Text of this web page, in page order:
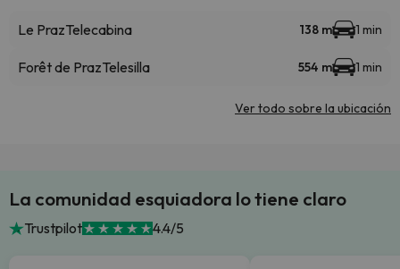
Le PrazTelecabina 138 m 1 min
Forêt de PrazTelesilla 554 m 1 min
Ver todo sobre la ubicación
La comunidad esquiadora lo tiene claro
Trustpilot 4.4/5